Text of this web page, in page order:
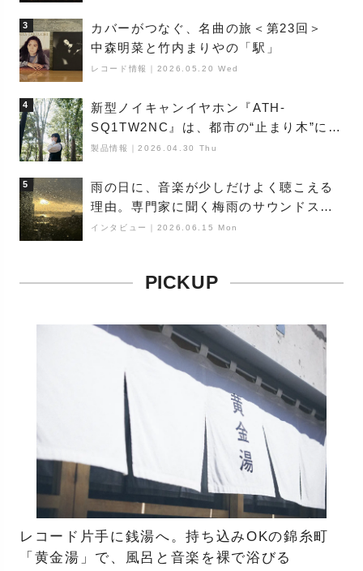
3
カバーがつなぐ、名曲の旅＜第23回＞
中森明菜と竹内まりやの「駅」
レコード情報 2026.05.20 Wed
4
新型ノイキャンイヤホン『ATH-
SQ1TW2NC』は、都市の“止まり木”にな
り得るーシンガーソングライター浮
製品情報 ｜2026.04.30 Thu
5
雨の日に、音楽が少しだけよく聴こえる
理由。専門家に聞く梅雨のサウンドス
ケープ
インタビュー 2026.06.15 Mon
PICKUP
レコード片手に銭湯へ。持ち込みOKの錦糸町
「黄金湯」で、風呂と音楽を裸で浴びる